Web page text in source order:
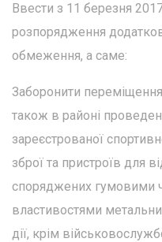
Ввести з 11 березня
розпорядження
обмеження, а саме:
Заборонити
також в районі
зареєстрованої
зброї та пристроїв для
споряджених гумовими
властивостями
дії, крім